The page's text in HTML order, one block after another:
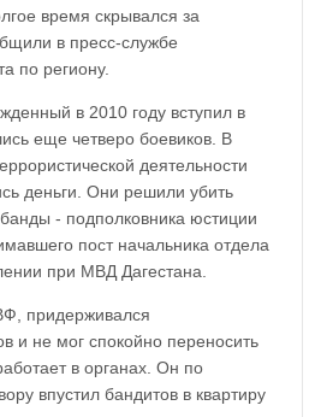
время скрывался за
в пресс-службе
по региону.
в 2010 году вступил в
еще четверо боевиков. В
деятельности
деньги. Они решили убить
- подполковника юстиции
пост начальника отдела
при МВД Дагестана.
придерживался
и не мог спокойно переносить
в органах. Он по
впустил бандитов в квартиру